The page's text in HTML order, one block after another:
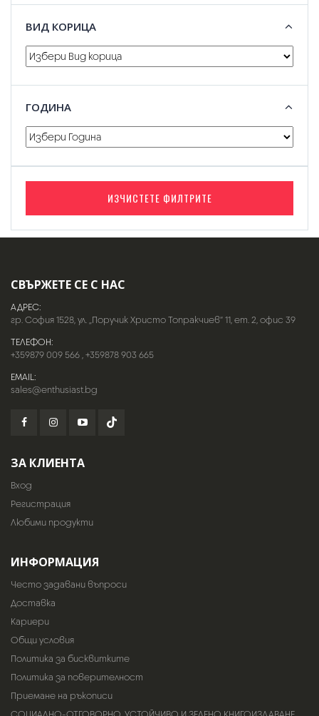
ВИД КОРИЦА
ГОДИНА
ИЗЧИСТЕТЕ ФИЛТРИТЕ
СВЪРЖЕТЕ СЕ С НАС
АДРЕС:
гр. София 1528, ул. „Поручик Христо Топракчиев“ 11, ет. 2, офис 39
ТЕЛЕФОН:
+359879 009 566,+359878 903 665
EMAIL:
sales@enthusiast.bg
ЗА КЛИЕНТА
Вход
Регистрация
Любими продукти
ИНФОРМАЦИЯ
Често задавани въпроси
Доставка
Кариери
Общи условия
Политика за бисквитките
Политика за поверителност
Приемане на ръкописи